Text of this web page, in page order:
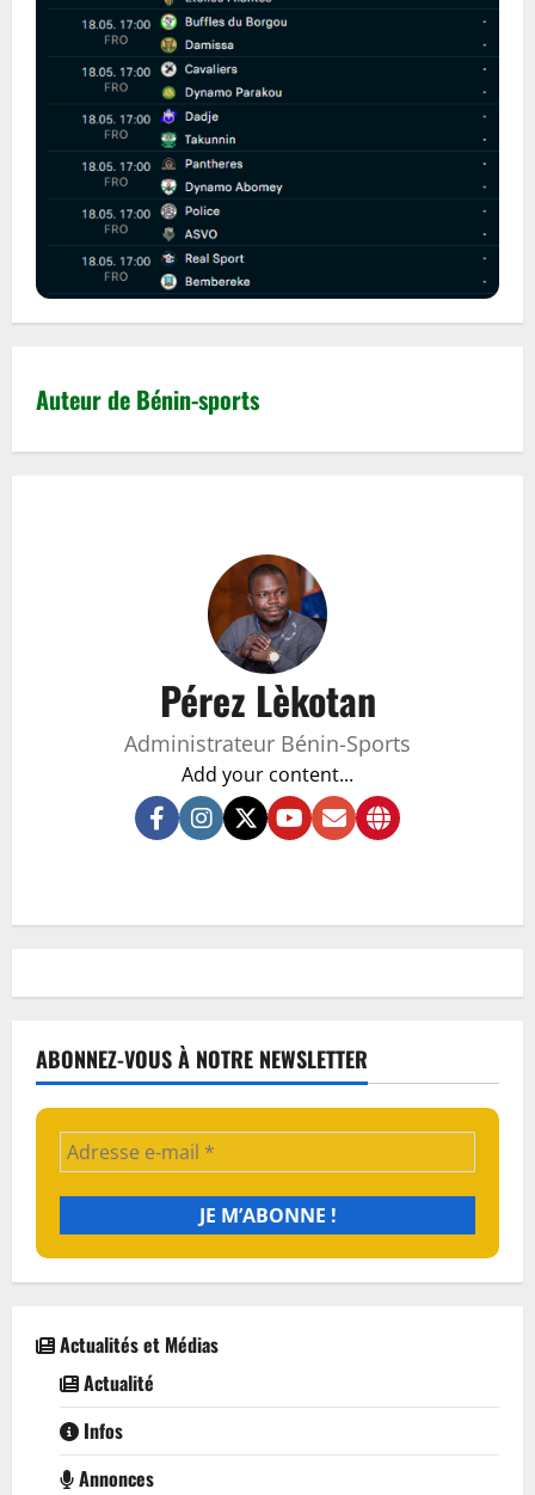
Auteur de Bénin-sports
Pérez Lèkotan
Administrateur Bénin-Sports
Add your content...
ABONNEZ-VOUS À NOTRE NEWSLETTER
Actualités et Médias
Actualité
Infos
Annonces